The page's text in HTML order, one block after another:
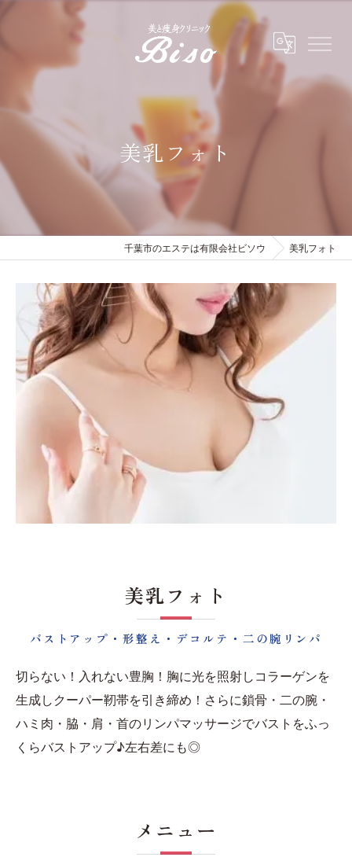
美乳フォト
千葉市のエステは有限会社ビソウ 美乳フォト
バストアップ・形整え・デコルテ・二の腕リンパ
美乳フォト
切らない！入れない豊胸！胸に光を照射しコラーゲンを
生成しクーパー靭帯を引き締め！さらに鎖骨・二の腕・
ハミ肉・脇・肩・首のリンパマッサージでバストをふっ
くらバストアップ♪左右差にも◎
メニュー